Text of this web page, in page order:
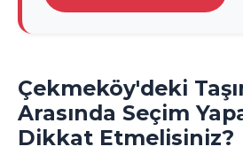
Çekmeköy'deki
Arasında Seçim
Dikkat Etmelisiniz?